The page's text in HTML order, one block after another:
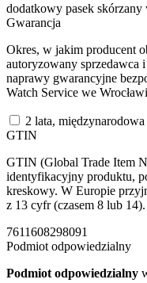
dodatkowy pasek skórzany
Gwarancja
Okres, w jakim producent
autoryzowany sprzedawca
naprawy gwarancyjne
Watch Service we
2 lata, międzynarodowa
GTIN
GTIN (Global Trade Item
identyfikacyjny produktu,
kreskowy. W Europie
z 13 cyfr (czasem 8 lub 14).
7611608298091
Podmiot odpowiedzialny
Podmiot odpowiedzialny